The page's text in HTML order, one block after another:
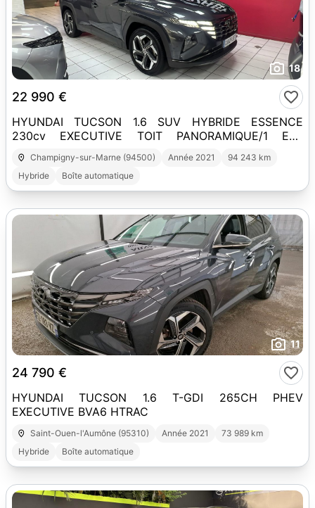
18
22 990 €
HYUNDAI TUCSON 1.6 SUV HYBRIDE ESSENCE
230cv EXECUTIVE TOIT PANORAMIQUE/1 ERE
MAIN/TVA RECUPERABLE
Champigny-sur-Marne (94500) Année 2021
94 243 km
Hybride
Boîte automatique
11
24 790 €
HYUNDAI TUCSON 1.6 T-GDI 265CH PHEV
EXECUTIVE BVA6 HTRAC
Saint-Ouen-l'Aumône (95310) Année 2021
73 989 km
Hybride
Boîte automatique